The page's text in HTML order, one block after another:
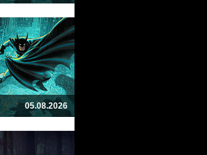
05.08.2026